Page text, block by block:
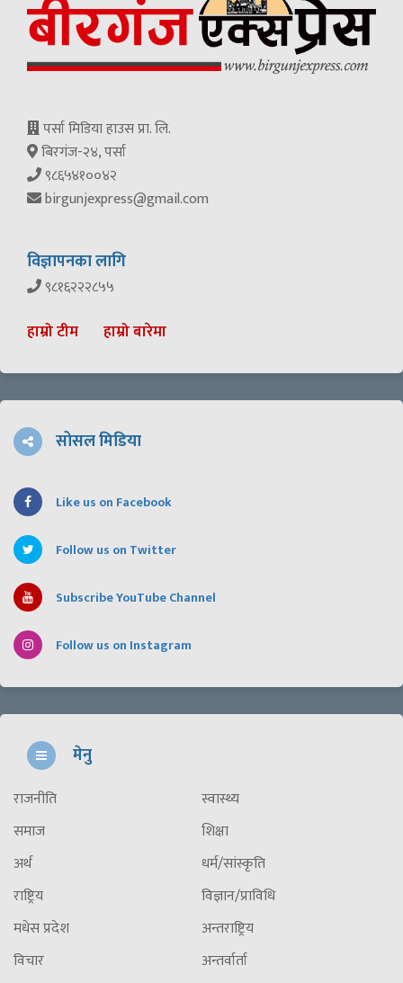
पर्सा मिडिया हाउस प्रा. लि.
बिरगंज-२४, पर्सा
९८६५४१००४२
birgunjexpress@gmail.com
विज्ञापनका लागि
९८१६२२२८५५
हाम्रो टीम हाम्रो बारेमा
सोसल मिडिया
Like us on Facebook
Follow us on Twitter
Subscribe YouTube Channel
Follow us on Instagram
मेनु
राजनीति
समाज
अर्थ
राष्ट्रिय
मधेस प्रदेश
विचार
स्वास्थ्य
शिक्षा
धर्म/सांस्कृति
विज्ञान/प्राविधि
अन्तराष्ट्रिय
अन्तर्वार्ता